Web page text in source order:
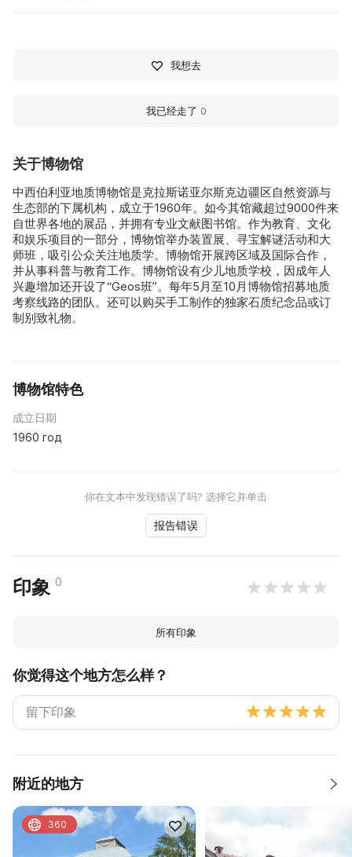
关于博物馆
中西伯利亚地质博物馆是克拉斯诺亚尔斯克边疆区自然资源与
生态部的下属机构，成立于1960年。如今其馆藏超过9000件来
自世界各地的展品，并拥有专业文献图书馆。作为教育、文化
和娱乐项目的一部分，博物馆举办装置展、寻宝解谜活动和大
师班，吸引公众关注地质学。博物馆开展跨区域及国际合作，
并从事科普与教育工作。博物馆设有少儿地质学校，因成年人
兴趣增加还开设了“Geos班”。每年5月至10月博物馆招募地质
考察线路的团队。还可以购买手工制作的独家石质纪念品或订
制别致礼物。
博物馆特色
成立日期
1960 год
你在文本中发现错误了吗? 选择它并单击
报告错误
印象 0
所有印象
你觉得这个地方怎么样？
附近的地方
360
我想去
我已经走了 0